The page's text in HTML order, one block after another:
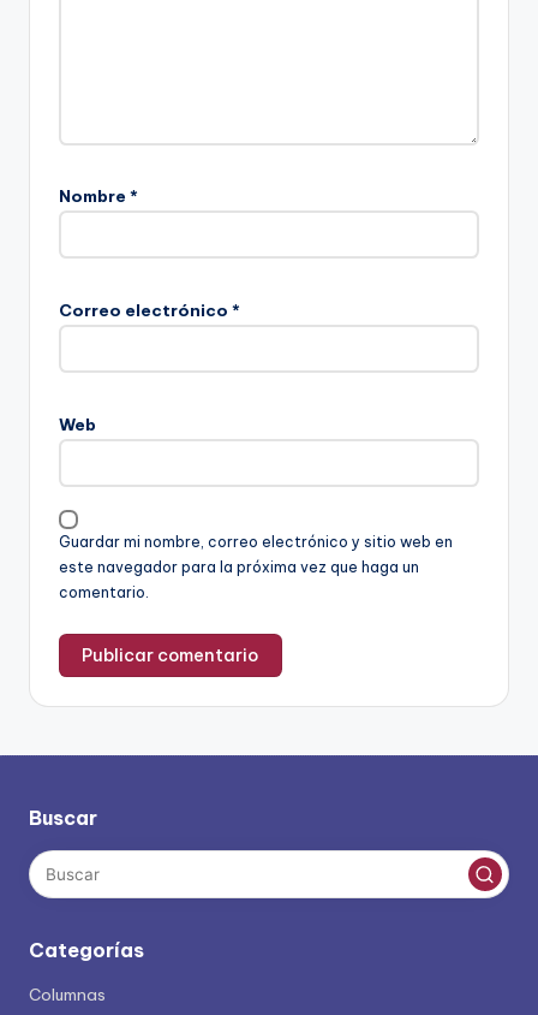
Nombre *
Correo electrónico *
Web
Guardar mi nombre, correo electrónico y sitio web en
este navegador para la próxima vez que haga un
comentario.
Buscar
Categorías
Columnas